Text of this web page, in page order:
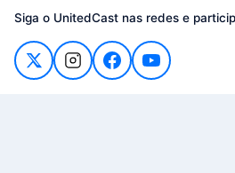
Siga o UnitedCast nas redes e